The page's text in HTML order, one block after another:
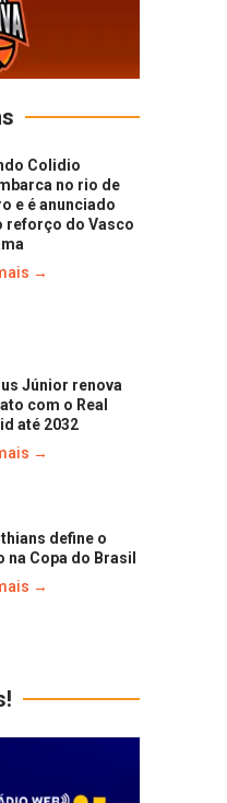
Colidio
no rio de
e é anunciado
reforço do Vasco
→
Júnior renova
com o Real
até 2032
→
define o
na Copa do Brasil
→